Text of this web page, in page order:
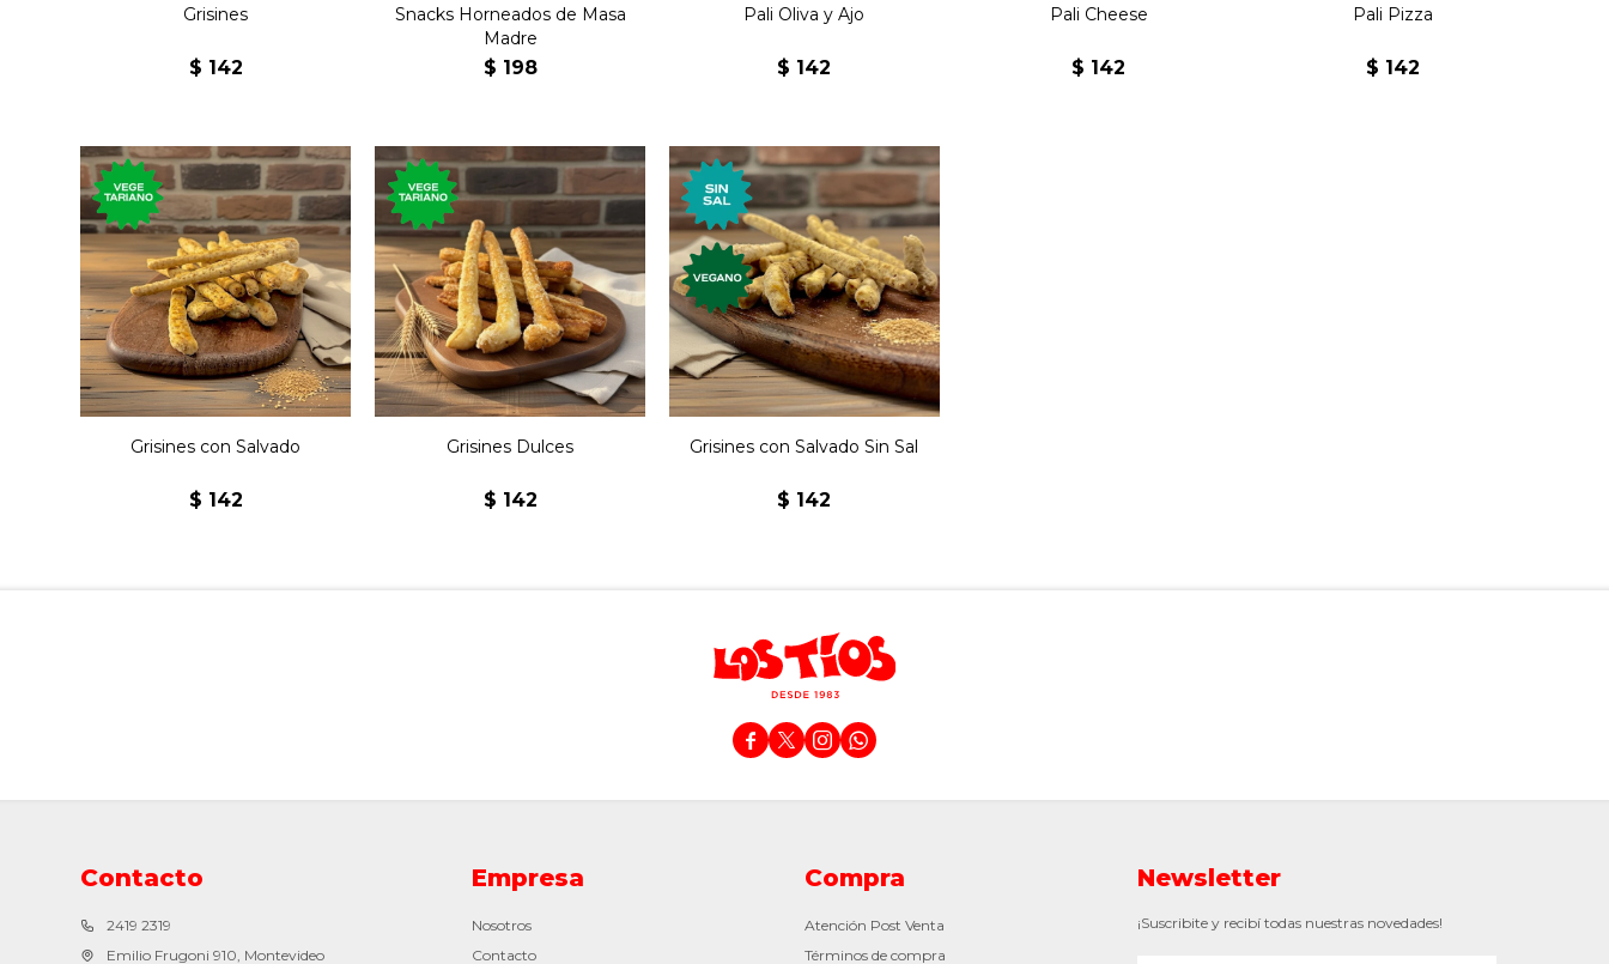
Grisines
$ 142
Snacks Horneados de Masa
Madre
$ 198
Pali Oliva y Ajo
$ 142
Pali Cheese
$ 142
Pali Pizza
$ 142
Grisines con salvado
vegetarianos.
Grisines con Salvado
$ 142
Grisines dulces
vegetarianos.
Grisines Dulces
$ 142
Grisines con salvado sin sal
veganos.
Grisines con Salvado Sin Sal
$ 142
   
Contacto
2419 2319
Emilio Frugoni 910, Montevideo
Empresa
Nosotros
Contacto
Compra
Atención Post Venta
Términos de compra
Newsletter
¡Suscribite y recibí todas nuestras novedades!